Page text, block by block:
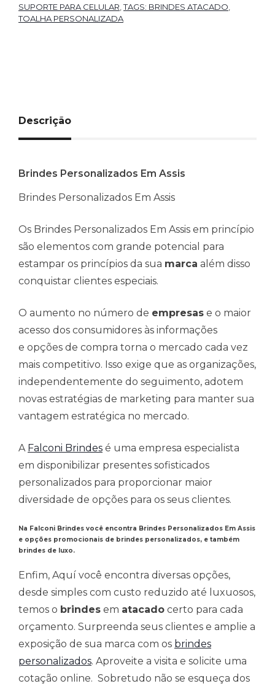
SUPORTE PARA CELULAR ,TAGS: BRINDES ATACADO
TOALHA PERSONALIZADA
Descrição
Brindes Personalizados Em Assis
Brindes Personalizados Em Assis
Os Brindes Personalizados Em Assis em princípio
são elementos com grande potencial para
estampar os princípios da sua marca além disso
conquistar clientes especiais.
O aumento no número de empresas e o maior
acesso dos consumidores às informações
e opções de compra torna o mercado cada vez
mais competitivo. Isso exige que as organizações,
independentemente do seguimento, adotem
novas estratégias de marketing para manter sua
vantagem estratégica no mercado.
A Falconi Brindes é uma empresa especialista
em disponibilizar presentes sofisticados
personalizados para proporcionar maior
diversidade de opções para os seus clientes.
Na Falconi Brindes você encontra Brindes Personalizados Em Assis
e opções promocionais de brindes personalizados, e também
brindes de luxo.
Enfim, Aquí você encontra diversas opções,
desde simples com custo reduzido até luxuosos,
temos o brindes em atacado certo para cada
orçamento. Surpreenda seus clientes e amplie a
exposição de sua marca com os brindes
personalizados. Aproveite a visita e solicite uma
cotação online. Sobretudo não se esqueça dos